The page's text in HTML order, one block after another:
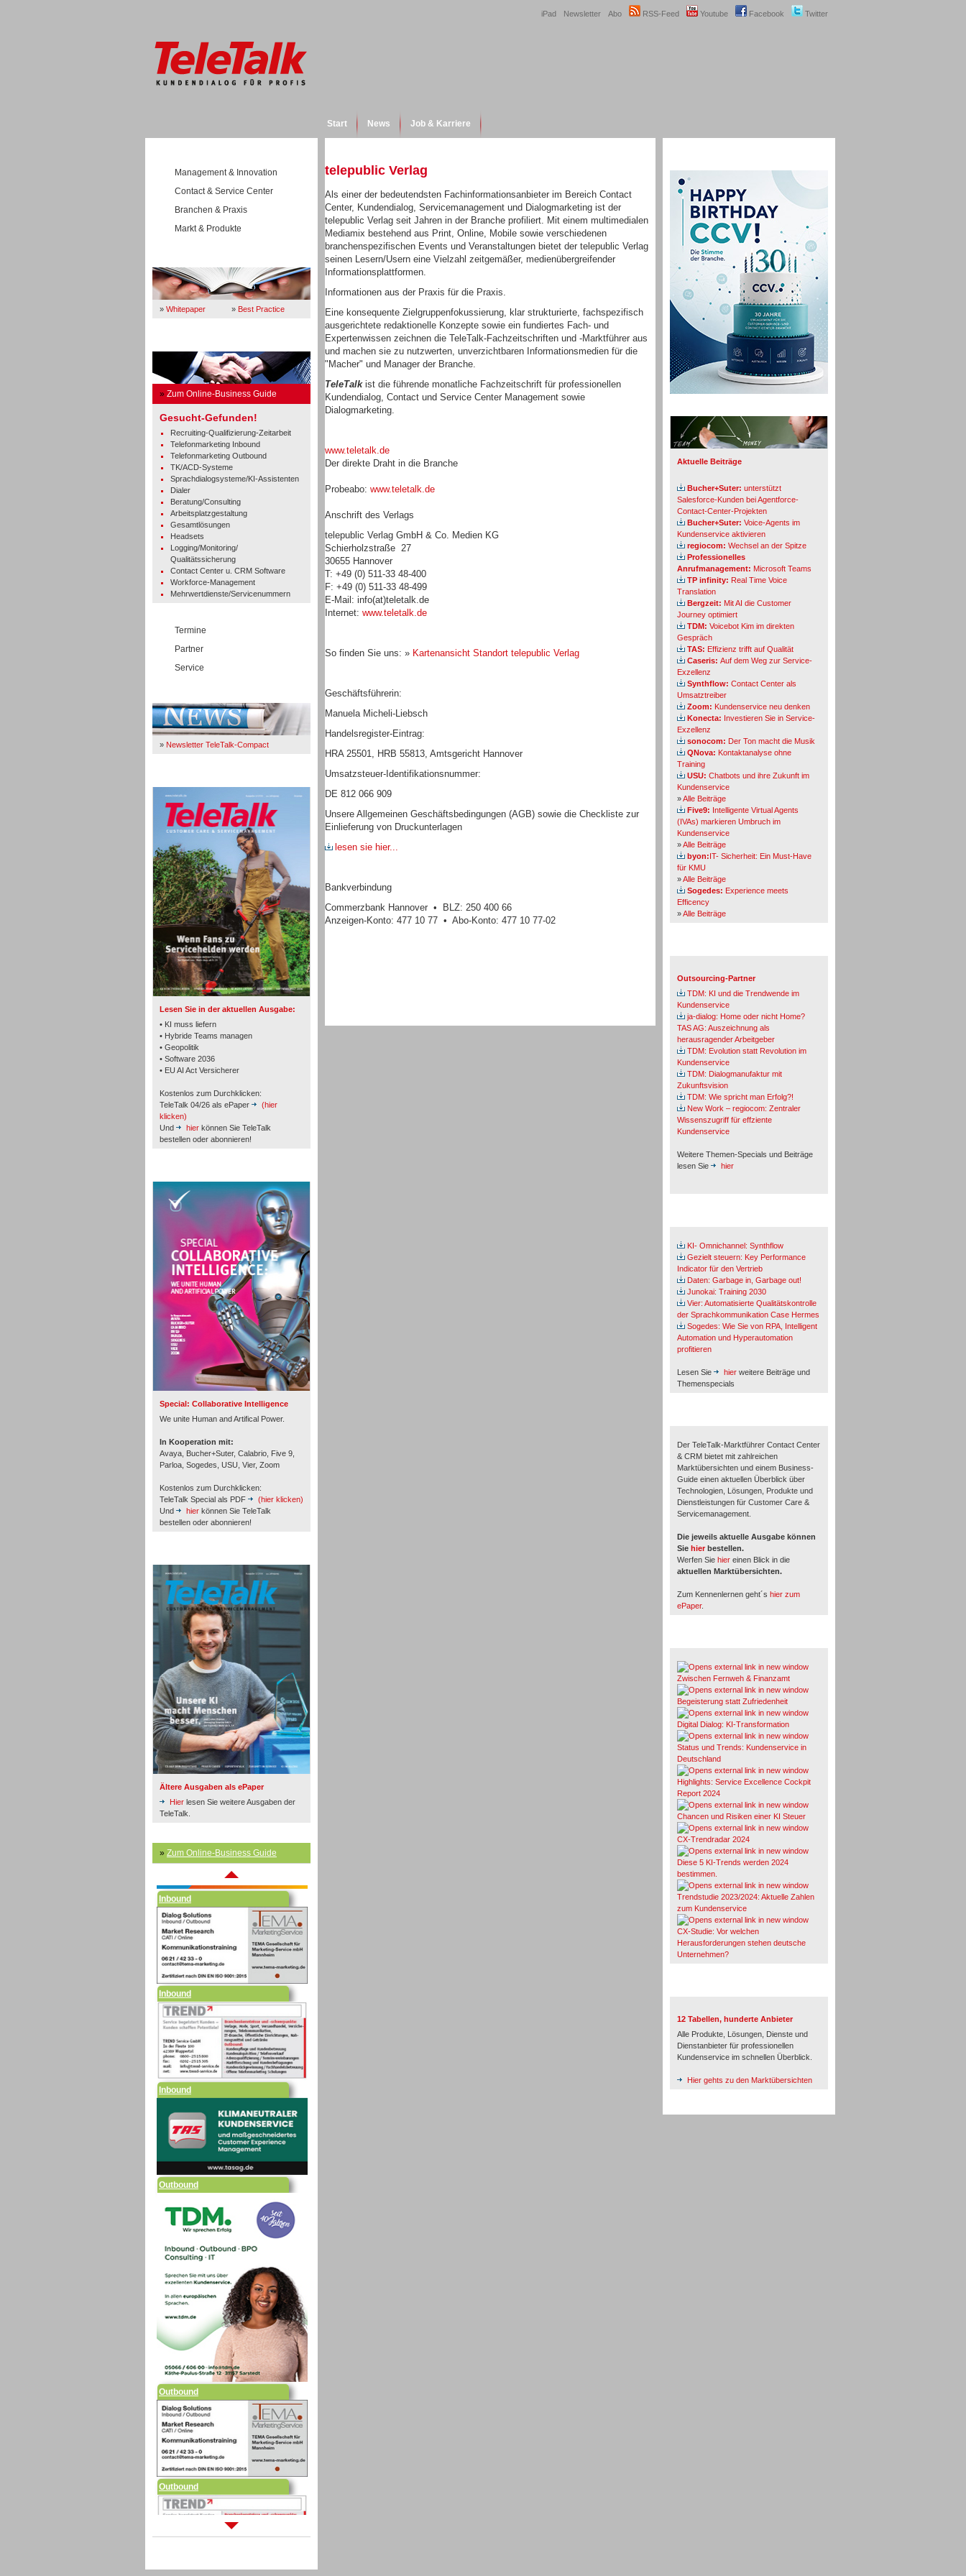
Twitter
Facebook
Youtube
RSS-Feed
Abo
Newsletter
iPad
Start News Job & Karriere
Management & Innovation
Contact & Service Center
Branchen & Praxis
Markt & Produkte
» Whitepaper » Best Practice
» Zum Online-Business Guide
Gesucht-Gefunden!
Recruiting-Qualifizierung-Zeitarbeit
Telefonmarketing Inbound
Telefonmarketing Outbound
TK/ACD-Systeme
Sprachdialogsysteme/KI-Assistenten
Dialer
Beratung/Consulting
Arbeitsplatzgestaltung
Gesamtlösungen
Headsets
Logging/Monitoring/
Qualitätssicherung
Contact Center u. CRM Software
Workforce-Management
Mehrwertdienste/Servicenummern
Termine
Partner
Service
» Newsletter TeleTalk-Compact
Lesen Sie in der aktuellen Ausgabe:
• KI muss liefern
• Hybride Teams managen
• Geopolitik
• Software 2036
• EU AI Act Versicherer
Kostenlos zum Durchklicken:
TeleTalk 04/26 als ePaper
(hier
klicken)
Und
hier können Sie TeleTalk
bestellen oder abonnieren!
Special: Collaborative Intelligence
We unite Human and Artifical Power.
In Kooperation mit:
Avaya, Bucher+Suter, Calabrio, Five 9,
Parloa, Sogedes, USU, Vier, Zoom
Kostenlos zum Durchklicken:
TeleTalk Special als PDF
(hier klicken)
Und
hier können Sie TeleTalk
bestellen oder abonnieren!
Ältere Ausgaben als ePaper
Hier lesen Sie weitere Ausgaben der
TeleTalk.
» Zum Online-Business Guide
TK- und ACD-Systeme
Workforce-Management
Personal
Inbound
Inbound
Inbound
Inbound
Inbound
Outbound
Outbound
Outbound
telepublic Verlag
Als einer der bedeutendsten Fachinformationsanbieter im Bereich Contact
Center, Kundendialog, Servicemanagement und Dialogmarketing ist der
telepublic Verlag seit Jahren in der Branche profiliert. Mit einem multimedialen
Mediamix bestehend aus Print, Online, Mobile sowie verschiedenen
branchenspezifischen Events und Veranstaltungen bietet der telepublic Verlag
seinen Lesern/Usern eine Vielzahl zeitgemäßer, medienübergreifender
Informationsplattformen.
Informationen aus der Praxis für die Praxis.
Eine konsequente Zielgruppenfokussierung, klar strukturierte, fachspezifisch
ausgerichtete redaktionelle Konzepte sowie ein fundiertes Fach- und
Expertenwissen zeichnen die TeleTalk-Fachzeitschriften und -Marktführer aus
und machen sie zu nutzwerten, unverzichtbaren Informationsmedien für die
"Macher" und Manager der Branche.
TeleTalkist die führende monatliche Fachzeitschrift für professionellen
Kundendialog, Contact und Service Center Management sowie
Dialogmarketing.
www.teletalk.de
Der direkte Draht in die Branche
Probeabo: www.teletalk.de
Anschrift des Verlags
telepublic Verlag GmbH & Co. Medien KG
Schierholzstraße 27
30655 Hannover
T: +49 (0) 511-33 48-400
F: +49 (0) 511-33 48-499
E-Mail: info(at)teletalk.de
Internet: www.teletalk.de
So finden Sie uns: » Kartenansicht Standort telepublic Verlag
Geschäftsführerin:
Manuela Micheli-Liebsch
Handelsregister-Eintrag:
HRA 25501, HRB 55813, Amtsgericht Hannover
Umsatzsteuer-Identifikationsnummer:
DE 812 066 909
Unsere Allgemeinen Geschäftsbedingungen (AGB) sowie die Checkliste zur
Einlieferung von Druckunterlagen
lesen sie hier...
Bankverbindung
Commerzbank Hannover • BLZ: 250 400 66
Anzeigen-Konto: 477 10 77 • Abo-Konto: 477 10 77-02
Aktuelle Beiträge
Bucher+Suter: unterstützt
Salesforce-Kunden bei Agentforce-
Contact-Center-Projekten
Bucher+Suter: Voice-Agents im
Kundenservice aktivieren
regiocom: Wechsel an der Spitze
Professionelles
Anrufmanagement: Microsoft Teams
TP infinity: Real Time Voice
Translation
Bergzeit: Mit AI die Customer
Journey optimiert
TDM: Voicebot Kim im direkten
Gespräch
TAS: Effizienz trifft auf Qualität
Caseris: Auf dem Weg zur Service-
Exzellenz
Synthflow: Contact Center als
Umsatztreiber
Zoom: Kundenservice neu denken
Konecta: Investieren Sie in Service-
Exzellenz
sonocom: Der Ton macht die Musik
QNova: Kontaktanalyse ohne
Training
USU: Chatbots und ihre Zukunft im
Kundenservice
»Alle Beiträge
Five9: Intelligente Virtual Agents
(IVAs) markieren Umbruch im
Kundenservice
»Alle Beiträge
byon:IT- Sicherheit: Ein Must-Have
für KMU
»Alle Beiträge
Sogedes: Experience meets
Efficency
»Alle Beiträge
Outsourcing-Partner
TDM: KI und die Trendwende im
Kundenservice
ja-dialog: Home oder nicht Home?
TAS AG: Auszeichnung als
herausragender Arbeitgeber
TDM: Evolution statt Revolution im
Kundenservice
TDM: Dialogmanufaktur mit
Zukunftsvision
TDM: Wie spricht man Erfolg?!
New Work – regiocom: Zentraler
Wissenszugriff für effziente
Kundenservice
Weitere Themen-Specials und Beiträge
lesen Sie
hier
KI- Omnichannel: Synthflow
Gezielt steuern: Key Performance
Indicator für den Vertrieb
Daten: Garbage in, Garbage out!
Junokai: Training 2030
Vier: Automatisierte Qualitätskontrolle
der Sprachkommunikation Case Hermes
Sogedes: Wie Sie von RPA, Intelligent
Automation und Hyperautomation
profitieren
Lesen Sie hier weitere Beiträge und
Themenspecials
Der TeleTalk-Marktführer Contact Center
& CRM bietet mit zahlreichen
Marktübersichten und einem Business-
Guide einen aktuellen Überblick über
Technologien, Lösungen, Produkte und
Dienstleistungen für Customer Care &
Servicemanagement.
Die jeweils aktuelle Ausgabe können
Sie hier bestellen.
Werfen Sie hier einen Blick in die
aktuellen Marktübersichten.
Zum Kennenlernen geht´s hier zum
ePaper.
Zwischen Fernweh & Finanzamt
Begeisterung statt Zufriedenheit
Digital Dialog: KI-Transformation
Status und Trends: Kundenservice in
Deutschland
Highlights: Service Excellence Cockpit
Report 2024
Chancen und Risiken einer KI Steuer
CX-Trendradar 2024
Diese 5 KI-Trends werden 2024
bestimmen.
Trendstudie 2023/2024: Aktuelle Zahlen
zum Kundenservice
CX-Studie: Vor welchen
Herausforderungen stehen deutsche
Unternehmen?
12 Tabellen, hunderte Anbieter
Alle Produkte, Lösungen, Dienste und
Dienstanbieter für professionellen
Kundenservice im schnellen Überblick.
Hier gehts zu den Marktübersichten